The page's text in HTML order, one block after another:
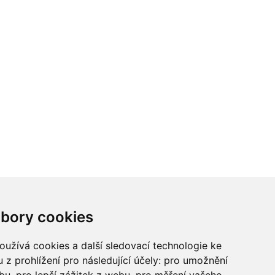
cookies
cookies a další sledovací technologie ke
z prohlížení pro následující účely: pro umožnění
Chcete spolupracovat?
Chalupu: